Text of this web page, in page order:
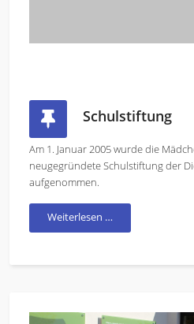
Schulstiftung
Am 1. Januar 2005 wurde die
neugegründete Schulstiftung der
aufgenommen.
Weiterlesen …